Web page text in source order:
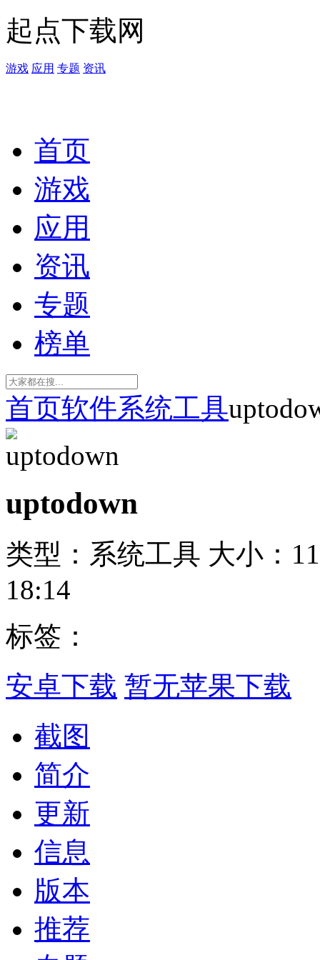
起点下载网
游戏 应用 专题 资讯
首页
游戏
应用
资讯
专题
榜单
首页软件系统工具
uptodown
类型：系统工具 大小：
18:14
标签：
安卓下载 暂无苹果下载
截图
简介
更新
信息
版本
推荐